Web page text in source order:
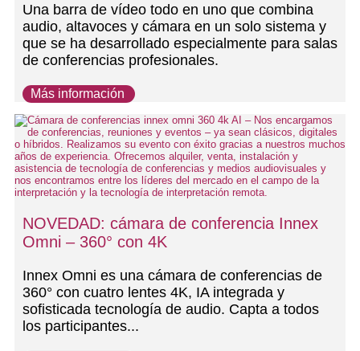
Una barra de vídeo todo en uno que combina
audio, altavoces y cámara en un solo sistema y
que se ha desarrollado especialmente para salas
de conferencias profesionales.
Más información
NOVEDAD: cámara de conferencia Innex
Omni – 360° con 4K
Innex Omni es una cámara de conferencias de
360° con cuatro lentes 4K, IA integrada y
sofisticada tecnología de audio. Capta a todos
los participantes...